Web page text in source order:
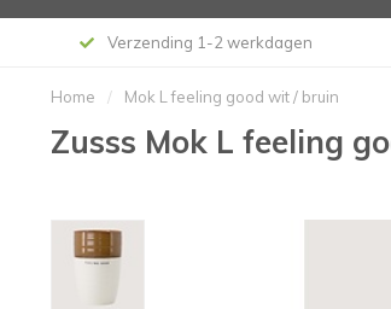
Verzending 1-2 werkdagen
Home / Mok L feeling good wit / bruin
Zusss Mok L feeling